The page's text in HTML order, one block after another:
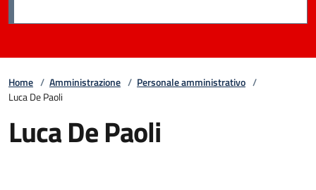
Home / Amministrazione / Personale amministrativo /
Luca De Paoli
Luca De Paoli